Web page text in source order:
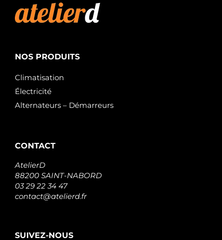
NOS PRODUITS
Climatisation
Électricité
Alternateurs – Démarreurs
CONTACT
AtelierD
88200 SAINT-NABORD
03 29 22 34 47
contact@atelierd.fr
SUIVEZ-NOUS